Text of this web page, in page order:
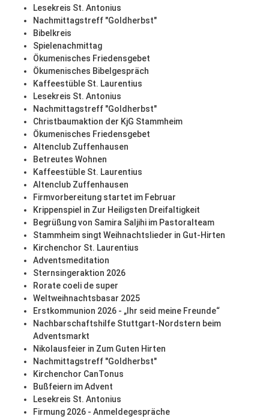
Lesekreis St. Antonius
Nachmittagstreff "Goldherbst"
Bibelkreis
Spielenachmittag
Ökumenisches Friedensgebet
Ökumenisches Bibelgespräch
Kaffeestüble St. Laurentius
Lesekreis St. Antonius
Nachmittagstreff "Goldherbst"
Christbaumaktion der KjG Stammheim
Ökumenisches Friedensgebet
Altenclub Zuffenhausen
Betreutes Wohnen
Kaffeestüble St. Laurentius
Altenclub Zuffenhausen
Firmvorbereitung startet im Februar
Krippenspiel in Zur Heiligsten Dreifaltigkeit
Begrüßung von Samira Saljihi im Pastoralteam
Stammheim singt Weihnachtslieder in Gut-Hirten
Kirchenchor St. Laurentius
Adventsmeditation
Sternsingeraktion 2026
Rorate coeli de super
Weltweihnachtsbasar 2025
Erstkommunion 2026 - „Ihr seid meine Freunde“
Nachbarschaftshilfe Stuttgart-Nordstern beim
Adventsmarkt
Nikolausfeier in Zum Guten Hirten
Nachmittagstreff "Goldherbst"
Kirchenchor CanTonus
Bußfeiern im Advent
Lesekreis St. Antonius
Firmung 2026 - Anmeldegespräche